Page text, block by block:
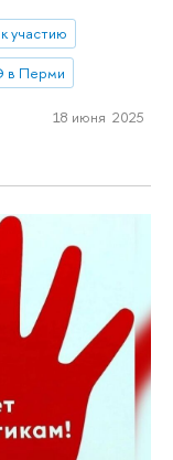
участию
Перми
18 июня 2025